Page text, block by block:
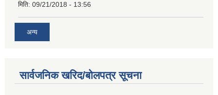
मिति: 09/21/2018 - 13:56
अन्य
सार्वजनिक खरिद/बोलपत्र सूचना